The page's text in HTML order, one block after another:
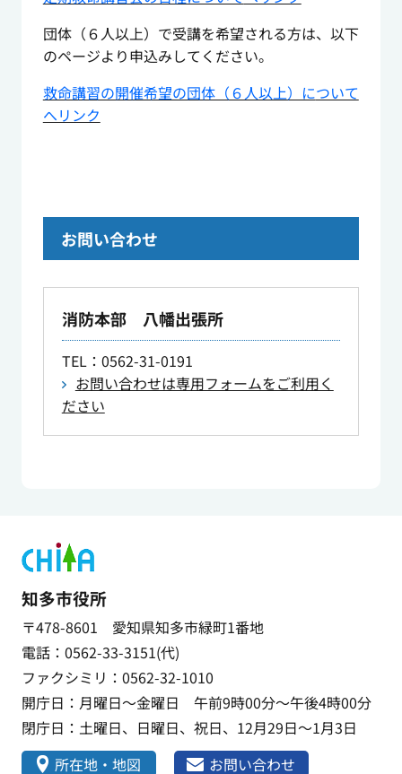
団体（６人以上）で受講を希望される方は、以下
のページより申込みしてください。
救命講習の開催希望の団体（６人以上）について
へリンク
お問い合わせ
消防本部 八幡出張所
TEL：0562-31-0191
お問い合わせは専用フォームをご利用く
ださい
知多市役所
〒478-8601 愛知県知多市緑町1番地
電話：0562-33-3151(代)
ファクシミリ：0562-32-1010
開庁日：月曜日～金曜日 午前9時00分～午後4時00分
閉庁日：土曜日、日曜日、祝日、12月29日～1月3日
所在地・地図
お問い合わせ